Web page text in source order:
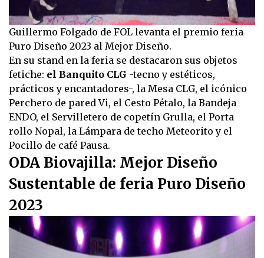
Guillermo Folgado de FOL levanta el premio feria
Puro Diseño 2023 al Mejor Diseño.
En su stand en la feria se destacaron sus objetos
fetiche: el Banquito CLG -tecno y estéticos,
prácticos y encantadores-, la Mesa CLG, el icónico
Perchero de pared Vi, el Cesto Pétalo, la Bandeja
ENDO, el Servilletero de copetín Grulla, el Porta
rollo Nopal, la Lámpara de techo Meteorito y el
Pocillo de café Pausa.
ODA Biovajilla: Mejor Diseño
Sustentable de feria Puro Diseño
2023